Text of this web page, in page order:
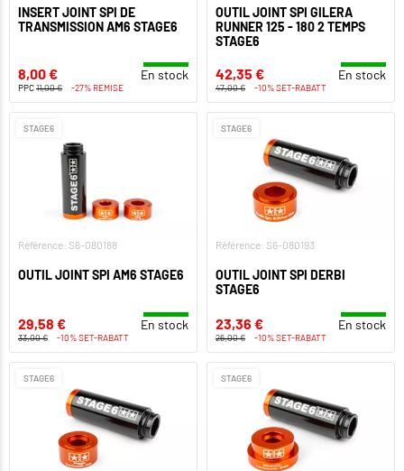
INSERT JOINT SPI DE
TRANSMISSION AM6 STAGE6
8,00 € En stock
PPC11,00 € -27% REMISE
OUTIL JOINT SPI GILERA
RUNNER 125 - 180 2 TEMPS
STAGE6
42,35 € En stock
47,00 € -10% SET-RABATT
STAGE6
Référence: S6-080188
OUTIL JOINT SPI AM6 STAGE6
29,58 € En stock
33,00 € -10% SET-RABATT
STAGE6
Référence: S6-080193
OUTIL JOINT SPI DERBI
STAGE6
23,36 € En stock
26,00 € -10% SET-RABATT
STAGE6 STAGE6